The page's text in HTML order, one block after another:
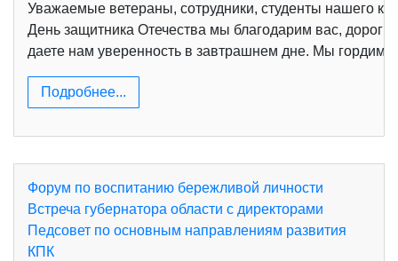
Уважаемые ветераны, сотрудники, студенты нашего
День защитника Отечества мы благодарим вас,
даете нам уверенность в завтрашнем дне. Мы
Подробнее...
Форум по воспитанию бережливой личности
Встреча губернатора области с директорами
Педсовет по основным направлениям развития
КПК